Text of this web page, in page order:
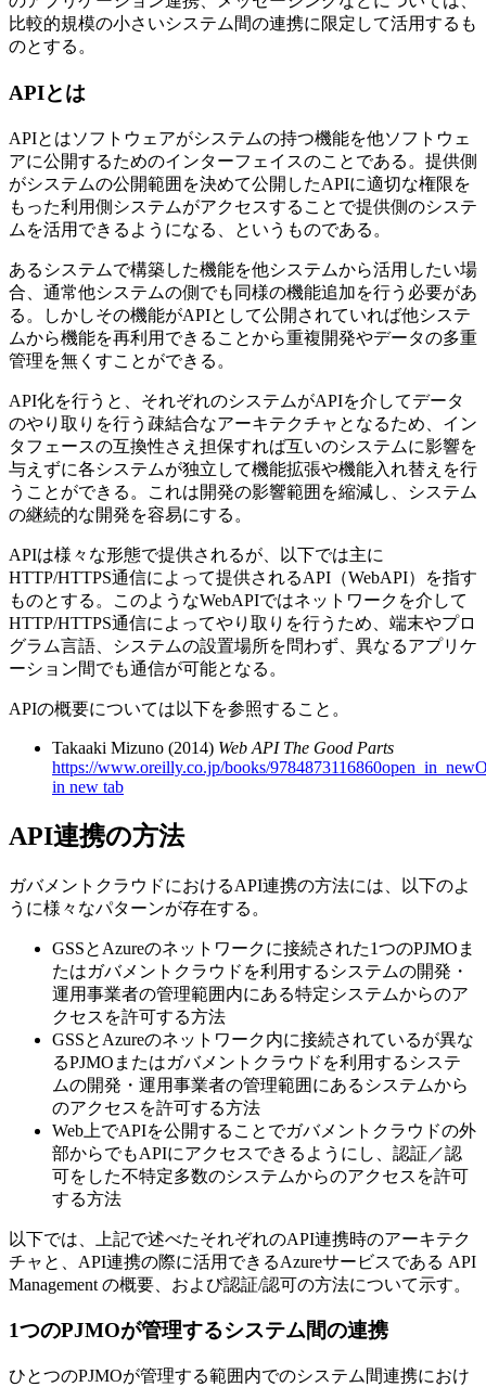
比較的規模の小さいシステム間の連携に限定して活用するも
のとする。
APIとは
APIとはソフトウェアがシステムの持つ機能を他ソフトウェ
アに公開するためのインターフェイスのことである。提供側
がシステムの公開範囲を決めて公開したAPIに適切な権限を
もった利用側システムがアクセスすることで提供側のシステ
ムを活用できるようになる、というものである。
あるシステムで構築した機能を他システムから活用したい場
合、通常他システムの側でも同様の機能追加を行う必要があ
る。しかしその機能がAPIとして公開されていれば他システ
ムから機能を再利用できることから重複開発やデータの多重
管理を無くすことができる。
API化を行うと、それぞれのシステムがAPIを介してデータ
のやり取りを行う疎結合なアーキテクチャとなるため、イン
タフェースの互換性さえ担保すれば互いのシステムに影響を
与えずに各システムが独立して機能拡張や機能入れ替えを行
うことができる。これは開発の影響範囲を縮減し、システム
の継続的な開発を容易にする。
APIは様々な形態で提供されるが、以下では主に
HTTP/HTTPS通信によって提供されるAPI（WebAPI）を指す
ものとする。このようなWebAPIではネットワークを介して
HTTP/HTTPS通信によってやり取りを行うため、端末やプロ
グラム言語、システムの設置場所を問わず、異なるアプリケ
ーション間でも通信が可能となる。
APIの概要については以下を参照すること。
Takaaki Mizuno (2014) Web API The Good Parts
https://www.oreilly.co.jp/books/9784873116860open_in_new
in new tab
API連携の方法
ガバメントクラウドにおけるAPI連携の方法には、以下のよ
うに様々なパターンが存在する。
GSSとAzureのネットワークに接続された1つのPJMOま
たはガバメントクラウドを利用するシステムの開発・
運用事業者の管理範囲内にある特定システムからのア
クセスを許可する方法
GSSとAzureのネットワーク内に接続されているが異な
るPJMOまたはガバメントクラウドを利用するシステ
ムの開発・運用事業者の管理範囲にあるシステムから
のアクセスを許可する方法
Web上でAPIを公開することでガバメントクラウドの外
部からでもAPIにアクセスできるようにし、認証／認
可をした不特定多数のシステムからのアクセスを許可
する方法
以下では、上記で述べたそれぞれのAPI連携時のアーキテク
チャと、API連携の際に活用できるAzureサービスである API
Management の概要、および認証/認可の方法について示す。
1つのPJMOが管理するシステム間の連携
ひとつのPJMOが管理する範囲内でのシステム間連携におけ